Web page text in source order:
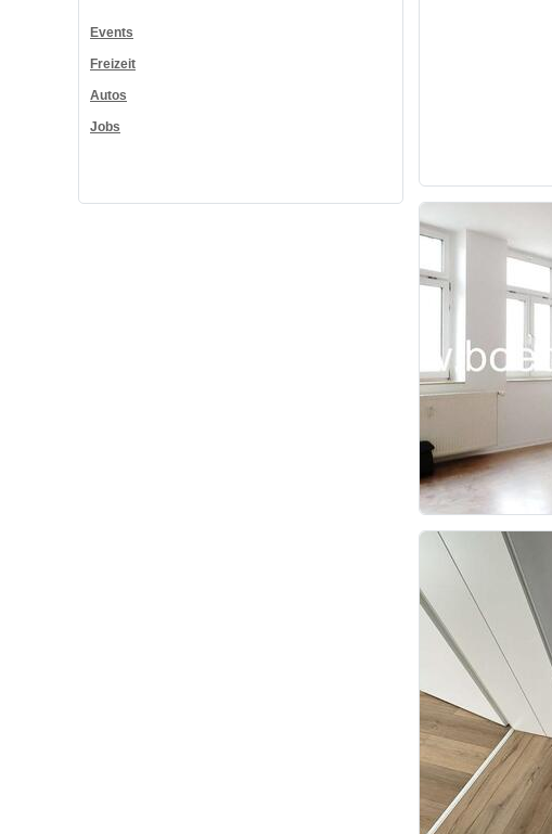
Events
Freizeit
Autos
Jobs